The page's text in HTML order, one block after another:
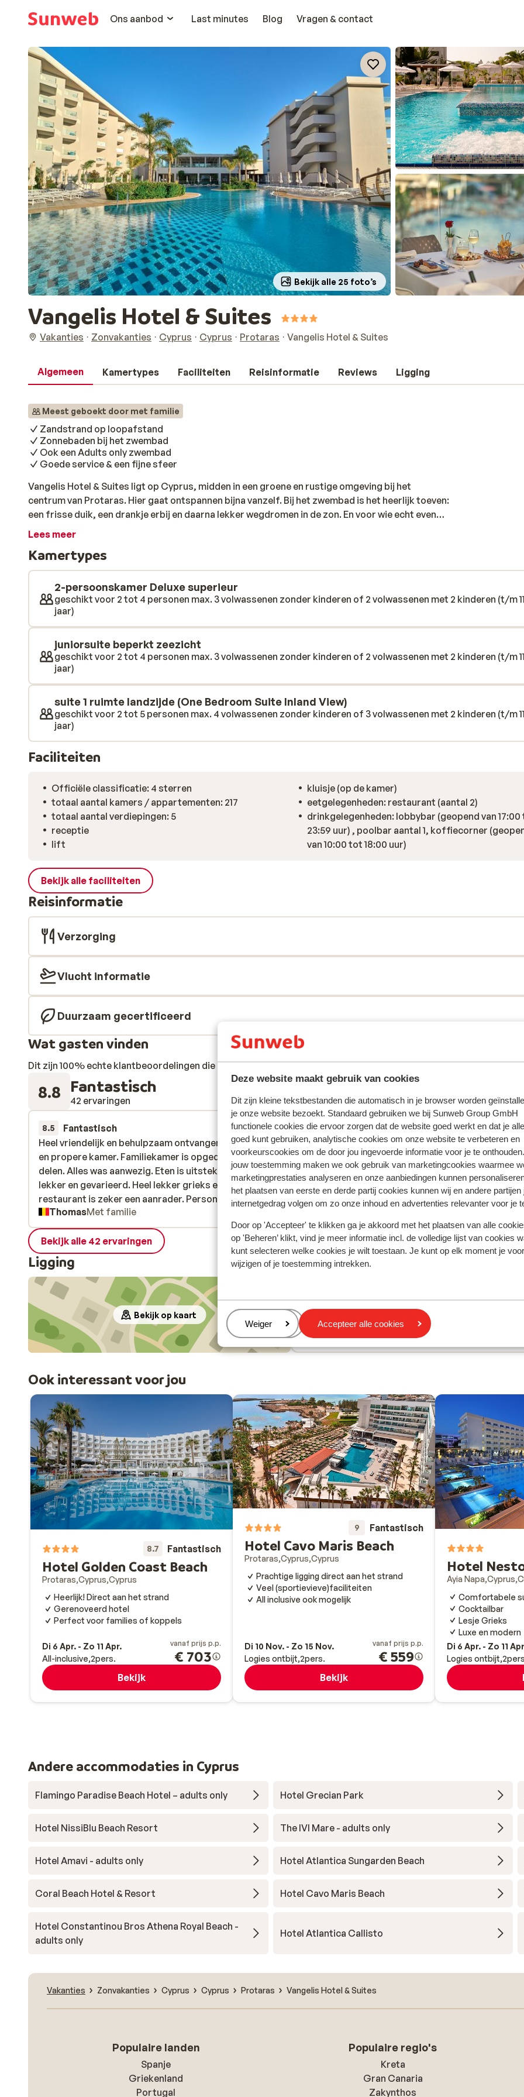
Deze website maakt gebruik van cookies
Dit zijn kleine tekstbestanden die automatisch in je browser worden
je onze website bezoekt. Standaard gebruiken we bij Sunweb Group GmbH
functionele cookies die ervoor zorgen dat de website goed werkt en dat je
goed kunt gebruiken, analytische cookies om onze website te verbeteren en
voorkeurscookies om de door jou ingevoerde informatie voor je te
jouw toestemming maken we ook gebruik van marketingcookies waarmee
marketingprestaties analyseren en onze aanbiedingen kunnen
het plaatsen van eerste en derde partij cookies kunnen wij en andere partijen
internetgedrag volgen om zo onze inhoud en advertenties relevanter voor je
Door op 'Accepteer' te klikken ga je akkoord met het plaatsen van alle
op 'Beheren’ klikt, vind je meer informatie incl. de volledige lijst van cookies
kunt selecteren welke cookies je wilt toestaan. Je kunt op elk moment je
wijzigen of je toestemming intrekken.
Beheren
Weiger Accepteer alle cookies
Ons aanbod
Last minutes Blog Vragen & contact
Bekijk alle 25 foto’s
Vangelis Hotel & Suites
Vakanties Zonvakanties Cyprus Cyprus Protaras Vangelis Hotel & Suites
Algemeen Kamertypes Faciliteiten Reisinformatie Reviews Ligging
Meest geboekt door met familie
Zandstrand op loopafstand
Zonnebaden bij het zwembad
Ook een Adults only zwembad
Goede service & een fijne sfeer
Vangelis Hotel & Suites ligt op Cyprus, midden in een groene en rustige omgeving bij het
centrum van Protaras. Hier gaat ontspannen bijna vanzelf. Bij het zwembad is het heerlijk toeven:
een frisse duik, een drankje erbij en daarna lekker wegdromen in de zon. En voor wie echt even
helemaal tot rust wil komen, is er een extra zwembad waar alleen volwassenen vanaf 18 jaar
aangename vakantie. Of je nu kiest voor een suite of een standaardkamer, je slaapt altijd goed.
In het restaurant geniet je van een mix van lokale en internationale gerechten, en dankzij het All
Inclusive concept staat alles voor je klaar. Ook de service maakt het verschil. Het personeel is
vriendelijk en helpt je graag. Of je nu op zoek bent naar een leuk uitje in de buurt of gewoon
zorgeloos wilt genieten van je vakantie, bij Vangelis Hotel & Suites voel je je snel op je gemak.
Lees meer
Kamertypes
2-persoonskamer Deluxe superieur
geschikt voor 2 tot 4 personen max. 3 volwassenen zonder kinderen of 2 volwassenen met 2 kinderen (t/m 11
jaar)
juniorsuite beperkt zeezicht
geschikt voor 2 tot 4 personen max. 3 volwassenen zonder kinderen of 2 volwassenen met 2 kinderen (t/m 11
jaar)
suite 1 ruimte landzijde (One Bedroom Suite Inland View)
geschikt voor 2 tot 5 personen max. 4 volwassenen zonder kinderen of 3 volwassenen met 2 kinderen (t/m 11
jaar)
Faciliteiten
Officiële classificatie: 4 sterren
totaal aantal kamers / appartementen: 217
totaal aantal verdiepingen: 5
receptie
lift
kluisje (op de kamer)
eetgelegenheden: restaurant (aantal 2)
drinkgelegenheden: lobbybar (geopend van
23:59 uur) , poolbar aantal 1, koffiecorner
van 10:00 tot 18:00 uur)
Bekijk alle faciliteiten
Reisinformatie
Verzorging
Vlucht informatie
Duurzaam gecertificeerd
Wat gasten vinden
Dit zijn 100% echte klantbeoordelingen die hun ervaring met ons product oprecht weergeven.Meer over reviews
8.8 Fantastisch
42 ervaringen Meest geboekt door met
8.5 Fantastisch
vorige week
Heel vriendelijk en behulpzaam ontvangen. Heel ruime
en propere kamer. Familiekamer is opgedeeld in twee
delen. Alles was aanwezig. Eten is uitstekend. Heel
lekker en gevarieerd. Heel lekker grieks eten. A la carte
restaurant is zeker een aanrader. Personeel is heel
vriendelijk en doen alles met een lag. Hotel ligt in het
centrum van Protaras waar het wel wat druk is. De
stranden zijn overvol maar er zijn hele mooie en rustige
plaatsen in de baaien langs de kust. Zeker een
aanrader. Helaas niemand van Sunweb gezien om wat
info te krijgen. Geen berichtjes met het uur van pick up
bik terugkeer. Zelf alles moeten uitzoeken. Dat is
jammer.
Heel vriendelijk en behulpzaam ontvangen. Heel ruime
en propere kamer. Familiekamer is opgedeeld in twee
delen. Alles was aanwezig. Eten is uitstekend. Heel
lekker en gevarieerd. Heel lekker grieks eten. A la carte
restaurant is zeker een aanrader. Person...
meer
ThomasMet familie
10 Fantastisch
2 weken
Allt var toppenbra. Stor pool och många solstolar
en fantastisk vuxenpool.
Allt var toppenbra. Stor pool och många solstolar
en fantastisk vuxenpool.
Vertalen naar het Nederlands (NL)
Bekijk alle 42 ervaringen
Ligging
Bekijk op kaart
Strand: 150 m
In het centrum
Luchthaven: 65 km
Ook interessant voor jou
8.7 Fantastisch
Hotel Golden Coast Beach
Protaras Cyprus Cyprus
Heerlijk! Direct aan het strand
Gerenoveerd hotel
Perfect voor families of koppels
Di 6 Apr. - Zo 11 Apr.
All-inclusive 2pers.
vanaf prijs p.p.
€ 703
Bekijk
9 Fantastisch
Hotel Cavo Maris Beach
Protaras Cyprus Cyprus
Prachtige ligging direct aan het strand
Veel (sportievieve)faciliteiten
All inclusive ook mogelijk
Di 10 Nov. - Zo 15 Nov.
Logies ontbijt 2pers.
vanaf prijs p.p.
€ 559
Bekijk
Hotel
Ayia Napa Cyprus
Comfortabele
Cocktailbar
Lesje Grieks
Luxe en modern
Di 6 Apr. - Zo 11
Logies ontbijt 2
Andere accommodaties in Cyprus
Flamingo Paradise Beach Hotel – adults only Hotel Grecian Park
Hotel NissiBlu Beach Resort The IVI Mare - adults only
Hotel Amavi - adults only Hotel Atlantica Sungarden Beach
Coral Beach Hotel & Resort Hotel Cavo Maris Beach
Hotel Constantinou Bros Athena Royal Beach -
adults only
Hotel Atlantica Callisto
Vakanties Zonvakanties Cyprus Cyprus Protaras Vangelis Hotel & Suites
Populaire landen
Spanje
Griekenland
Portugal
Populaire regio's
Kreta
Gran Canaria
Zakynthos